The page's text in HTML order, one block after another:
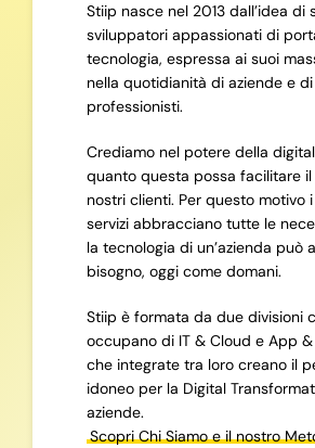
Stiip nasce nel 2013 dall’idea di
sviluppatori appassionati di
tecnologia, espressa ai suoi
nella quotidianità di aziende e
professionisti.
Crediamo nel potere della
quanto questa possa facilitare
nostri clienti. Per questo motivo
servizi abbracciano tutte le
la tecnologia di un’azienda può
bisogno, oggi come domani.
Stiip è formata da due divisioni
occupano di IT & Cloud e App
che integrate tra loro creano il
idoneo per la Digital
aziende.
Scopri Chi Siamo e il nostro